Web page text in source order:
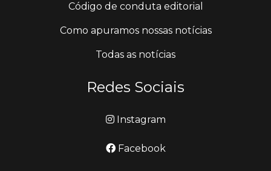
Código de conduta editorial
Como apuramos nossas notícias
Todas as notícias
Redes Sociais
Instagram
Facebook